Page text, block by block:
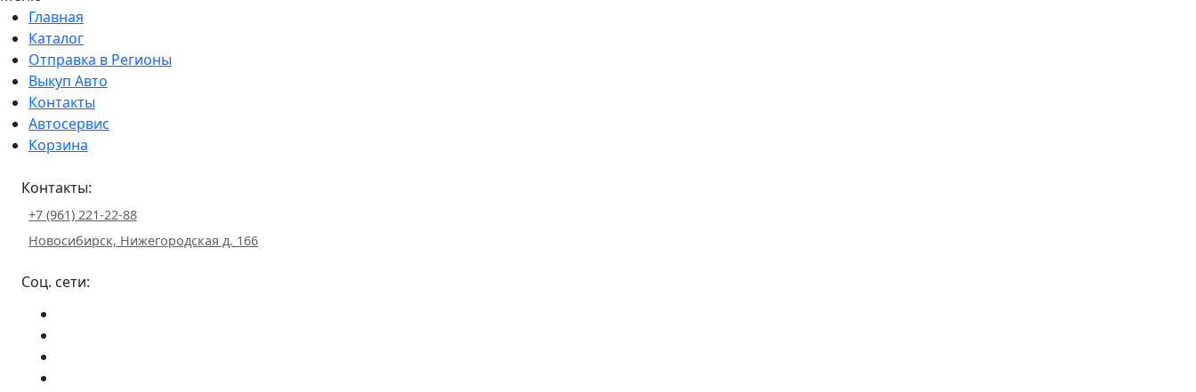
Главная
Каталог
Отправка в Регионы
Выкуп Авто
Контакты
Автосервис
Корзина
Контакты:
+7 (961) 221-22-88
Новосибирск, Нижегородская д. 166
Соц. сети: